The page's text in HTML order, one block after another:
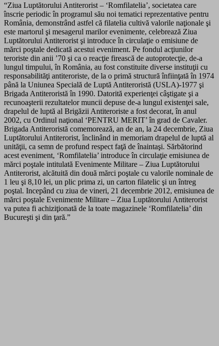
“Ziua Luptătorului Antiterorist – ‘Romfilatelia’, societatea care
înscrie periodic în programul său noi tematici reprezentative pentru
România, demonstrând astfel că filatelia cultivă valorile naţionale şi
este martorul şi mesagerul marilor evenimente, celebrează Ziua
Luptătorului Antiterorist şi introduce în circulaţie o emisiune de
mărci poştale dedicată acestui eveniment. Pe fondul acţiunilor
teroriste din anii ’70 şi ca o reacţie firească de autoprotecţie, de-a
lungul timpului, în România, au fost constituite diverse instituţii cu
responsabilităţi antiteroriste, de la o primă structură înfiinţată în 1974
până la Uniunea Specială de Luptă Antiteroristă (USLA)-1977 şi
Brigada Antiteroristă în 1990. Datorită experienţei câştigate şi a
recunoaşterii rezultatelor muncii depuse de-a lungul existenţei sale,
drapelul de luptă al Brigăzii Antiteroriste a fost decorat, în anul
2002, cu Ordinul naţional ‘PENTRU MERIT’ în grad de Cavaler.
Brigada Antiteroristă comemorează, an de an, la 24 decembrie, Ziua
Luptătorului Antiterorist, înclinând in memoriam drapelul de luptă al
unităţii, ca semn de profund respect faţă de înaintaşi. Sărbătorind
acest eveniment, ‘Romfilatelia’ introduce în circulaţie emisiunea de
mărci poştale intitulată Evenimente Militare – Ziua Luptătorului
Antiterorist, alcătuită din două mărci poştale cu valorile nominale de
1 leu şi 8,10 lei, un plic prima zi, un carton filatelic şi un întreg
poştal. Incepând cu ziua de vineri, 21 decembrie 2012, emisiunea de
mărci poştale Evenimente Militare – Ziua Luptătorului Antiterorist
va putea fi achiziţionată de la toate magazinele ‘Romfilatelia’ din
Bucureşti şi din ţară.”